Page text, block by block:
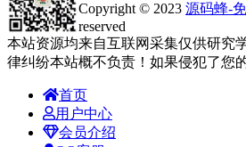
Copyright © 2023 源码蜂-
reserved
本站资源均来自互联网采集仅供研究
律纠纷本站概不负责！如果侵犯了您
首页
用户中心
会员介绍